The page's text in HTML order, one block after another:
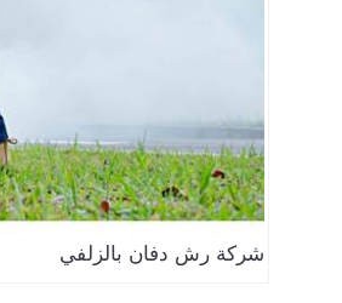
شركة رش دفان بالزلفي